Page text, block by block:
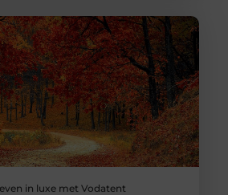
in luxe met Vodatent